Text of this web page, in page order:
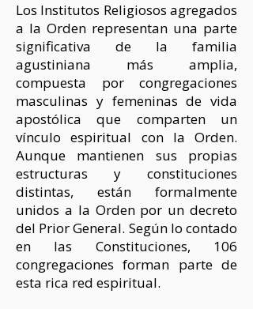
Los Institutos Religiosos agregados
a la Orden representan una parte
significativa de la familia
agustiniana más amplia,
compuesta por congregaciones
masculinas y femeninas de vida
apostólica que comparten un
vínculo espiritual con la Orden.
Aunque mantienen sus propias
estructuras y constituciones
distintas, están formalmente
unidos a la Orden por un decreto
del Prior General. Según lo contado
en las Constituciones, 106
congregaciones forman parte de
esta rica red espiritual.